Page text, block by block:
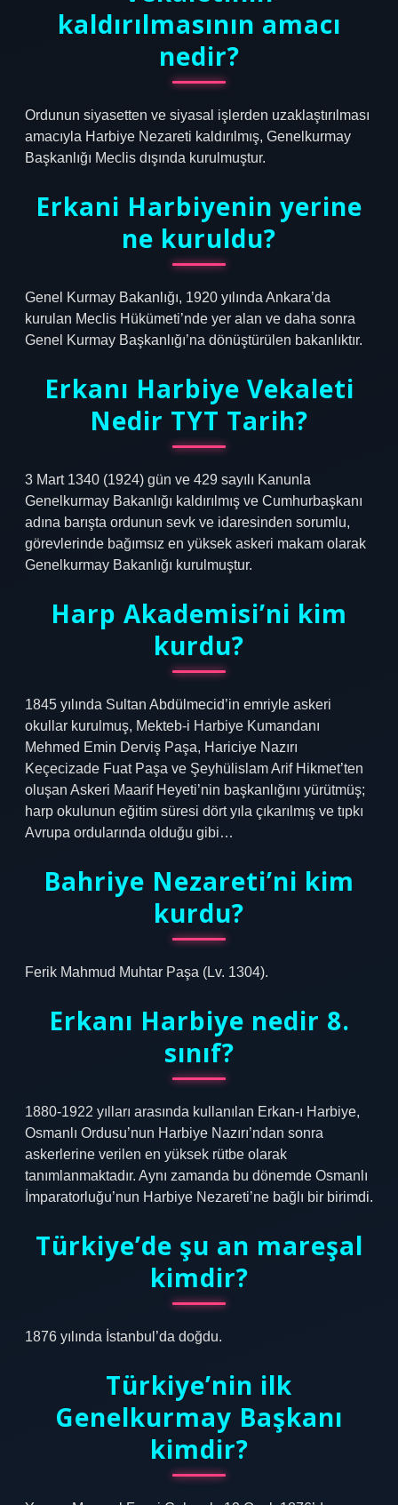
kaldırılmasının amacı
nedir?
Ordunun siyasetten ve siyasal işlerden uzaklaştırılması
amacıyla Harbiye Nezareti kaldırılmış, Genelkurmay
Başkanlığı Meclis dışında kurulmuştur.
Erkani Harbiyenin yerine
ne kuruldu?
Genel Kurmay Bakanlığı, 1920 yılında Ankara’da
kurulan Meclis Hükümeti’nde yer alan ve daha sonra
Genel Kurmay Başkanlığı’na dönüştürülen bakanlıktır.
Erkanı Harbiye Vekaleti
Nedir TYT Tarih?
3 Mart 1340 (1924) gün ve 429 sayılı Kanunla
Genelkurmay Bakanlığı kaldırılmış ve Cumhurbaşkanı
adına barışta ordunun sevk ve idaresinden sorumlu,
görevlerinde bağımsız en yüksek askeri makam olarak
Genelkurmay Bakanlığı kurulmuştur.
Harp Akademisi’ni kim
kurdu?
1845 yılında Sultan Abdülmecid’in emriyle askeri
okullar kurulmuş, Mekteb-i Harbiye Kumandanı
Mehmed Emin Derviş Paşa, Hariciye Nazırı
Keçecizade Fuat Paşa ve Şeyhülislam Arif Hikmet’ten
oluşan Askeri Maarif Heyeti’nin başkanlığını yürütmüş;
harp okulunun eğitim süresi dört yıla çıkarılmış ve tıpkı
Avrupa ordularında olduğu gibi…
Bahriye Nezareti’ni kim
kurdu?
Ferik Mahmud Muhtar Paşa (Lv. 1304).
Erkanı Harbiye nedir 8.
sınıf?
1880-1922 yılları arasında kullanılan Erkan-ı Harbiye,
Osmanlı Ordusu’nun Harbiye Nazırı’ndan sonra
askerlerine verilen en yüksek rütbe olarak
tanımlanmaktadır. Aynı zamanda bu dönemde Osmanlı
İmparatorluğu’nun Harbiye Nezareti’ne bağlı bir birimdi.
Türkiye’de şu an mareşal
kimdir?
1876 ​​yılında İstanbul’da doğdu.
Türkiye’nin ilk
Genelkurmay Başkanı
kimdir?